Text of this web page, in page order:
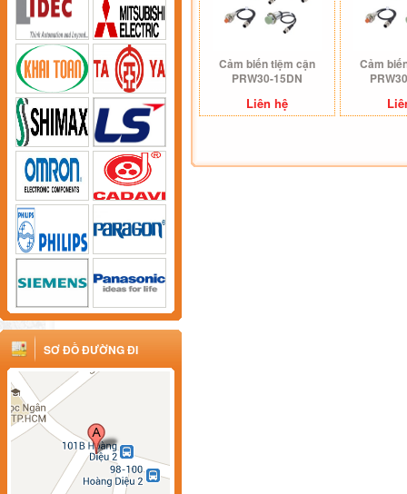
SƠ ĐỒ ĐƯỜNG ĐI
Cảm biến tiệm cận
PRW30-15DN
Liên hệ
Cảm